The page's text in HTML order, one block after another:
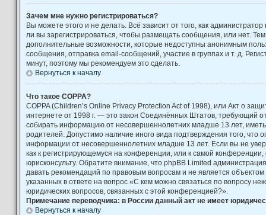
Зачем мне нужно регистрироваться?
Вы можете этого и не делать. Всё зависит от того, как
ли вы зарегистрироваться, чтобы размещать сообщения, или нет.
дополнительные возможности, которые недоступны анонимным
сообщения, отправка email-сообщений, участие в группах и т. д.
минут, поэтому мы рекомендуем это сделать.
Вернуться к началу
Что такое COPPA?
COPPA (Children’s Online Privacy Protection Act of 1998), или Акт о
интернете от 1998 г. — это закон Соединённых Штатов, требующий
собирать информацию от несовершеннолетних младше 13 лет, иметь
родителей. Допустимо наличие иного вида подтверждения того, что
информации от несовершеннолетних младше 13 лет. Если вы не
как к регистрирующемуся на конференции, или к самой
юрисконсульту. Обратите внимание, что phpBB Limited
давать рекомендаций по правовым вопросам и не является
указанных в ответе на вопрос «С кем можно связаться по вопросу
юридических вопросов, связанных с этой конференцией?».
Примечание переводчика: в России данный акт не имеет
Вернуться к началу